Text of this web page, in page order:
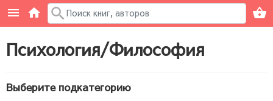
Психология/Философия
Выберите подкатегорию